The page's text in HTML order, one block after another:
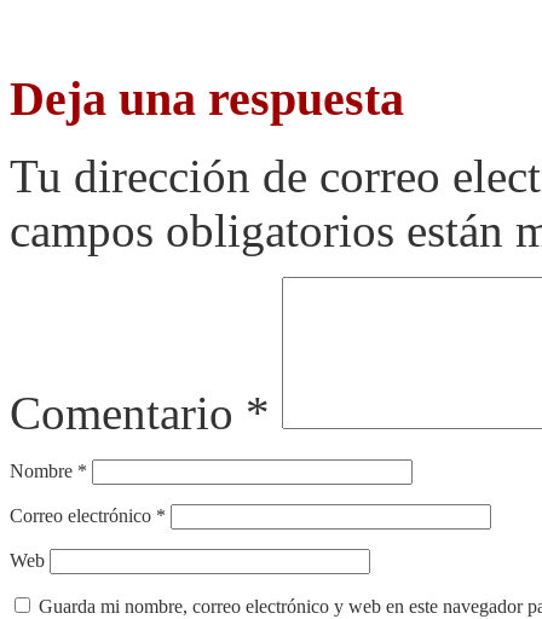
Deja una respuesta
Tu dirección de correo
campos obligatorios están
Comentario *
Nombre *
Correo electrónico *
Web
Guarda mi nombre, correo electrónico y web en este navegador